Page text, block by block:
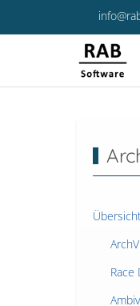
Race